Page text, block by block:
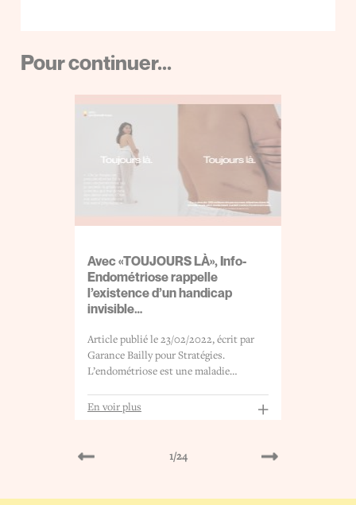
Pour continuer...
Avec «TOUJOURS LÀ», Info-
Endométriose rappelle
l’existence d’un handicap
invisible…
Article publié le 23/02/2022, écrit par
Garance Bailly pour Stratégies.
L’endométriose est une maladie…
En voir plus +
1/24